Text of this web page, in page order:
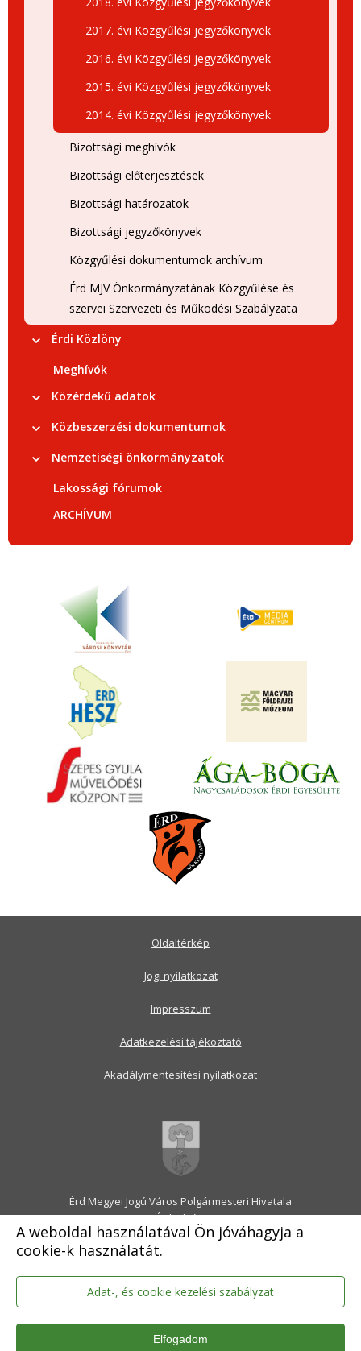
A weboldal használatával Ön jóváhagyja a
cookie-k használatát.
Adat-, és cookie kezelési szabályzat
Elfogadom
2017. évi Közgyűlési jegyzőkönyvek
2016. évi Közgyűlési jegyzőkönyvek
2015. évi Közgyűlési jegyzőkönyvek
2014. évi Közgyűlési jegyzőkönyvek
Bizottsági meghívók
Bizottsági előterjesztések
Bizottsági határozatok
Bizottsági jegyzőkönyvek
Közgyűlési dokumentumok archívum
Érd MJV Önkormányzatának Közgyűlése és
szervei Szervezeti és Működési Szabályzata
Érdi Közlöny
Meghívók
Közérdekű adatok
Közbeszerzési dokumentumok
Nemzetiségi önkormányzatok
Lakossági fórumok
ARCHÍVUM
Érd Megyei Jogú Város Polgármesteri Hivatala
2030 Érd, Alsó utca 1.
Levélcím: 2031 Érd, Pf.: 31
E-mail:onkormanyzat@erd.hu
Telefonközpont:06-23-522-300
Ügyfélszolgálat:06-23-522-301
Hivatali Kapu: ERDPH
KRID szám: 707189964
Oldaltérkép
Jogi nyilatkozat
Impresszum
Adatkezelési tájékoztató
Akadálymentesítési nyilatkozat